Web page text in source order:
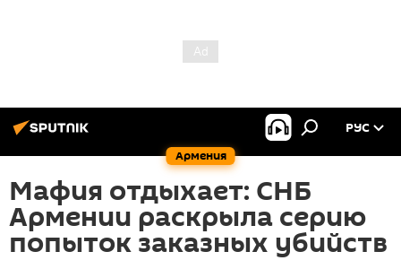
Армения
РУС
Мафия отдыхает: СНБ
Армении раскрыла серию
попыток заказных убийств